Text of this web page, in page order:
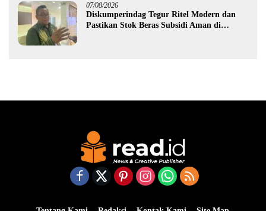
07/08/2026
Diskumperindag Tegur Ritel Modern dan
Pastikan Stok Beras Subsidi Aman di